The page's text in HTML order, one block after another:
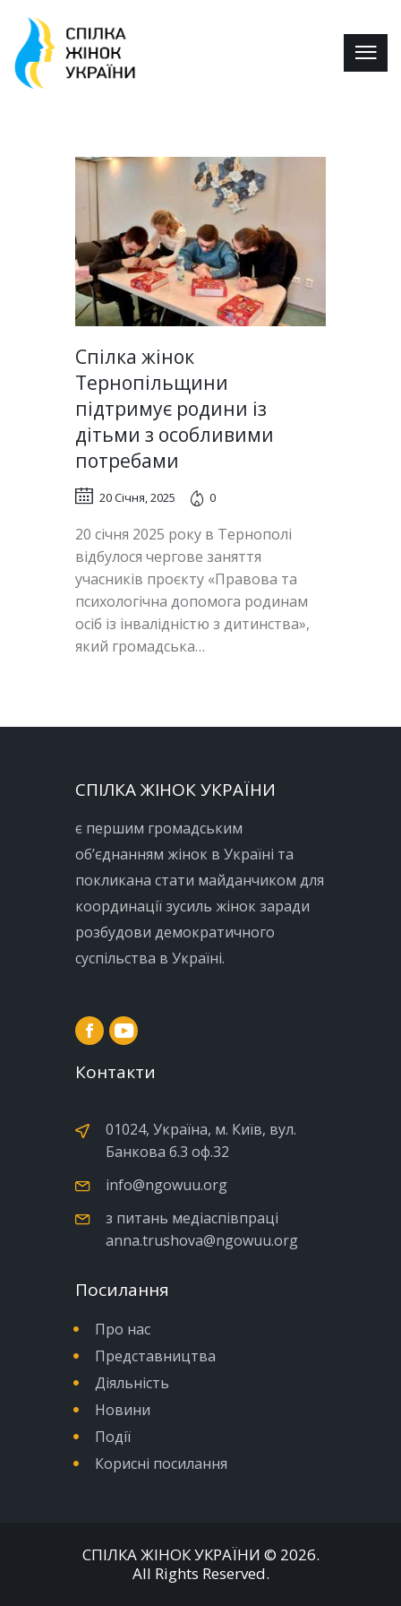
Спілка жінок
Тернопільщини
підтримує родини із
дітьми з особливими
потребами
20 Січня, 2025 0
20 січня 2025 року в Тернополі
відбулося чергове заняття
учасників проєкту «Правова та
психологічна допомога родинам
осіб із інвалідністю з дитинства»,
який громадська…
СПІЛКА ЖІНОК УКРАЇНИ
є першим громадським
об’єднанням жінок в Україні та
покликана стати майданчиком для
координації зусиль жінок заради
розбудови демократичного
суспільства в Україні.
Контакти
01024, Україна, м. Київ, вул.
Банкова б.3 оф.32
info@ngowuu.org
з питань медіаспівпраці
anna.trushova@ngowuu.org
Посилання
Про нас
Представництва
Діяльність
Новини
Події
Корисні посилання
СПІЛКА ЖІНОК УКРАЇНИ © 2026.
All Rights Reserved.